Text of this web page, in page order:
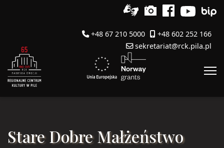
+48 67 210 5000
+48 602 252 166
sekretariat@rck.pila.pl
Stare Dobre Małżeństwo